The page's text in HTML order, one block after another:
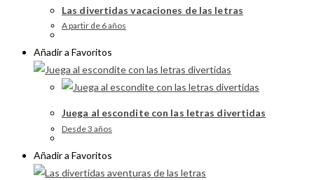
Las divertidas vacaciones de las letras
A partir de 6 años
Añadir a Favoritos
Juega al escondite con las letras divertidas
Desde 3 años
Añadir a Favoritos